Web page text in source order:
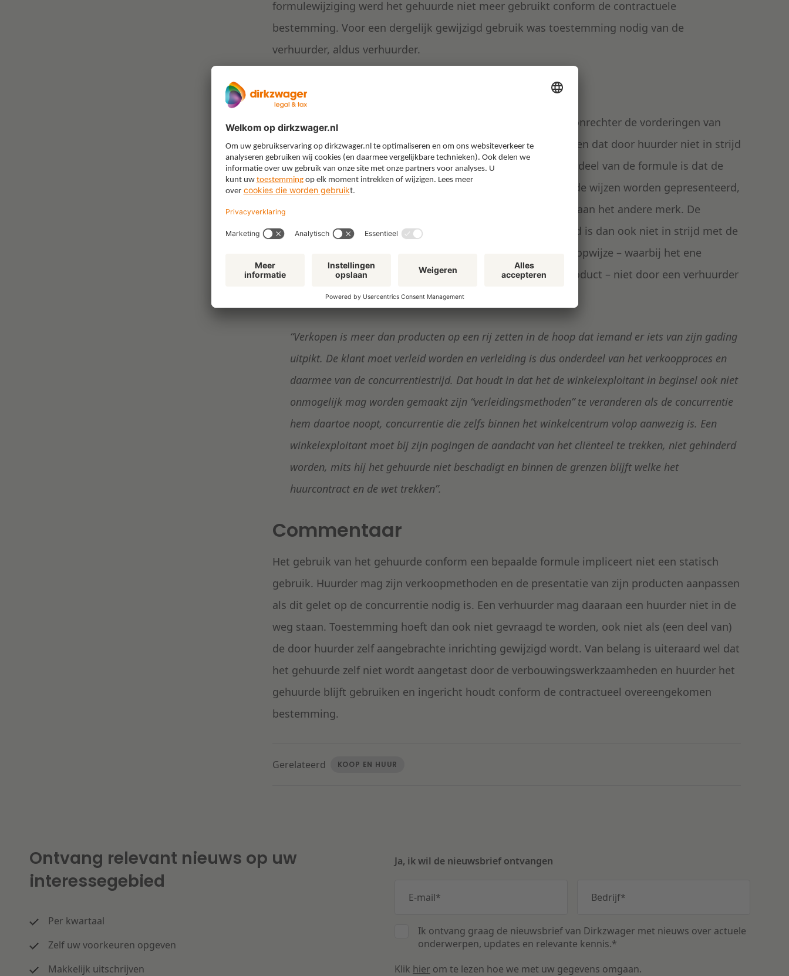
formulewijziging werd het gehuurde niet meer gebruikt conform de contractuele
bestemming. Voor een dergelijk gewijzigd gebruik was toestemming nodig van de
verhuurder, aldus verhuurder.
Winkelformule
In lijn met het door huurder gevoerde verweer heeft de kantonrechter de vorderingen van
verhuurder afgewezen. Door de kantonrechter werd overwogen dat door huurder niet in strijd
met haar contractuele verplichtingen werd gehandeld. Onderdeel van de formule is dat de
door huurder verkochte merken en producten op verschillende wijzen worden gepresenteerd,
waarbij aan het ene merk meer aandacht wordt besteed dan aan het andere merk. De
opvallende wijze waarop dit nieuwe merk werd gepresenteerd is dan ook niet in strijd met de
formule. Volgens de kantonrechter mag een dergelijke verkoopwijze – waarbij het ene
product opvallender wordt gepresenteerd dan het andere product – niet door een verhuurder
worden verboden. De kantonrechter overweegt daartoe:
“Verkopen is meer dan producten op een rij zetten in de hoop dat iemand er iets van zijn gading
uitpikt. De klant moet verleid worden en verleiding is dus onderdeel van het verkoopproces en
daarmee van de concurrentiestrijd. Dat houdt in dat het de winkelexploitant in beginsel ook niet
onmogelijk mag worden gemaakt zijn “verleidingsmethoden” te veranderen als de concurrentie
hem daartoe noopt, concurrentie die zelfs binnen het winkelcentrum volop aanwezig is. Een
winkelexploitant moet bij zijn pogingen de aandacht van het cliënteel te trekken, niet gehinderd
worden, mits hij het gehuurde niet beschadigt en binnen de grenzen blijft welke het
huurcontract en de wet trekken”.
Commentaar
Het gebruik van het gehuurde conform een bepaalde formule impliceert niet een statisch
gebruik. Huurder mag zijn verkoopmethoden en de presentatie van zijn producten aanpassen
als dit gelet op de concurrentie nodig is. Een verhuurder mag daaraan een huurder niet in de
weg staan. Toestemming hoeft dan ook niet gevraagd te worden, ook niet als (een deel van)
de door huurder zelf aangebrachte inrichting gewijzigd wordt. Van belang is uiteraard wel dat
het gehuurde zelf niet wordt aangetast door de verbouwingswerkzaamheden en huurder het
gehuurde blijft gebruiken en ingericht houdt conform de contractueel overeengekomen
bestemming.
Gerelateerd KOOP EN HUUR
Ontvang relevant nieuws op uw
interessegebied
Per kwartaal
Zelf uw voorkeuren opgeven
Makkelijk uitschrijven
Ja, ik wil de nieuwsbrief ontvangen
E-mail* Bedrijf*
Ik ontvang graag de nieuwsbrief van Dirkzwager met nieuws over actuele
onderwerpen, updates en relevante kennis.*
Klik hier om te lezen hoe we met uw gegevens omgaan.